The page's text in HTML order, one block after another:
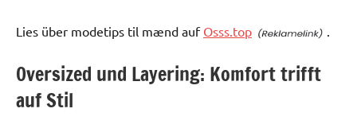
Lies über modetips til mænd auf Osss.top .
Oversized und Layering: Komfort trifft
auf Stil